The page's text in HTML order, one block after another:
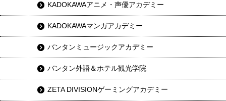
KADOKAWAアニメ・声優アカデミー
KADOKAWAマンガアカデミー
バンタンミュージックアカデミー
バンタン外語＆ホテル観光学院
ZETA DIVISIONゲーミングアカデミー